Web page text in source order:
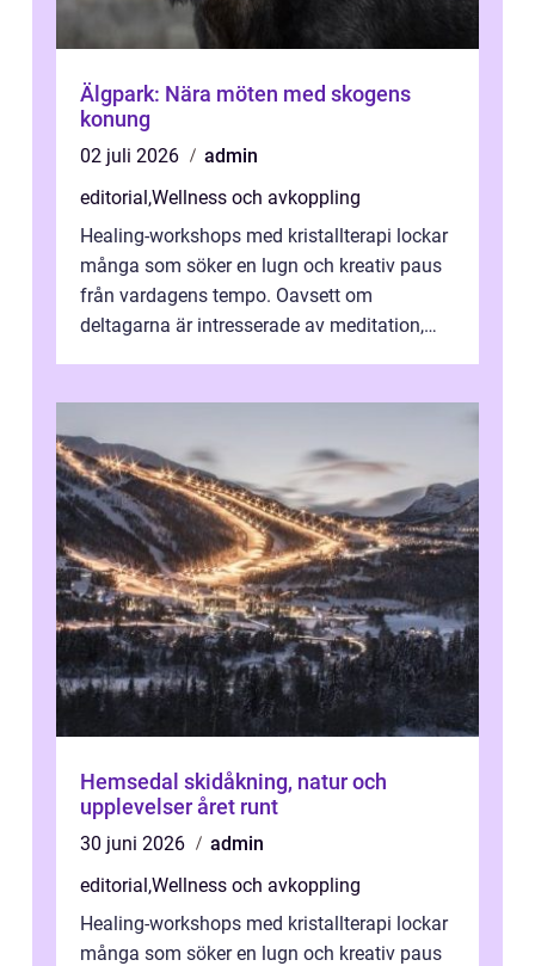
Älgpark: Nära möten med skogens
konung
02 juli 2026
admin
editorial,Wellness och avkoppling
Healing-workshops med kristallterapi lockar
många som söker en lugn och kreativ paus
från vardagens tempo. Oavsett om
deltagarna är intresserade av meditation,
Hemsedal skidåkning, natur och
upplevelser året runt
30 juni 2026
admin
editorial,Wellness och avkoppling
Healing-workshops med kristallterapi lockar
många som söker en lugn och kreativ paus